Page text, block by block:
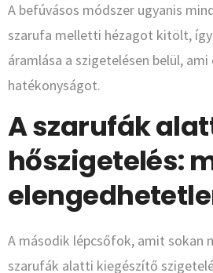
A befúvásos módszer ugyanis
szarufa melletti hézagot kitölt,
áramlása a szigetelésen belül,
hatékonyságot.
A szarufák
hőszigetelés:
A második lépcsőfok, amit sokan
szarufák alatti kiegészítő